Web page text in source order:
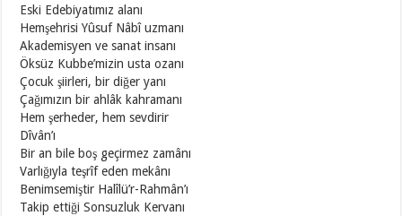
Eski Edebiyatımız alanı
Hemşehrisi Yûsuf Nâbî uzmanı
Akademisyen ve sanat insanı
Öksüz Kubbe’mizin usta ozanı
Çocuk şiirleri, bir diğer yanı
Çağımızın bir ahlâk kahramanı
Hem şerheder, hem sevdirir
Dîvân’ı
Bir an bile boş geçirmez zamânı
Varlığıyla teşrîf eden mekânı
Benimsemiştir Halîlü’r-Rahmân’ı
Takip ettiği Sonsuzluk Kervanı